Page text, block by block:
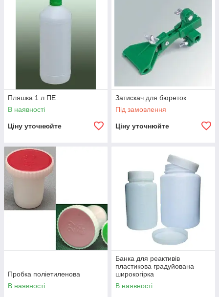
Пляшка 1 л ПЕ
В наявності
Ціну уточнюйте
Затискач для бюреток
Під замовлення
Ціну уточнюйте
Пробка поліетиленова
В наявності
Банка для реактивів
пластикова градуйована
широкогірка
В наявності